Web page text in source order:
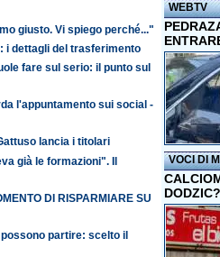
giusto. Vi spiego perché..."
i dettagli del trasferimento
fare sul serio: il punto sul
l'appuntamento sui social -
lancia i titolari
già le formazioni". Il
DI RISPARMIARE SU
partire: scelto il
WEBTV
VOCI DI